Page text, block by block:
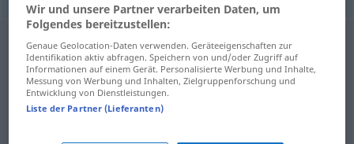
Wir und unsere Partner verarbeiten Daten, um
Folgendes bereitzustellen:
Genaue Geolocation-Daten verwenden. Geräteeigenschaften zur
Identifikation aktiv abfragen. Speichern von und/oder Zugriff auf
Informationen auf einem Gerät. Personalisierte Werbung und Inhalte,
Messung von Werbung und Inhalten, Zielgruppenforschung und
Entwicklung von Dienstleistungen.
Liste der Partner (Lieferanten)